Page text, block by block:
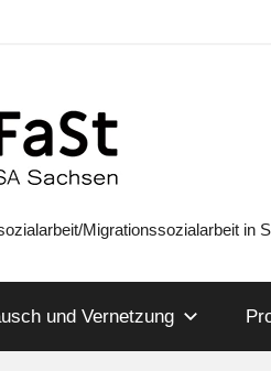
Migrationssozialarbeit in
und Vernetzung